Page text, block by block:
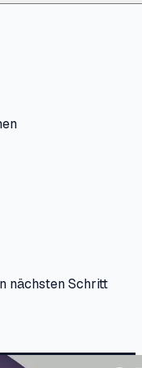
nächsten Schritt